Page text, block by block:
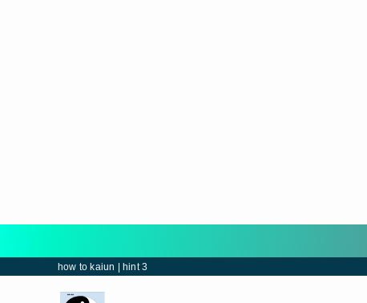
how to kaiun | hint 3